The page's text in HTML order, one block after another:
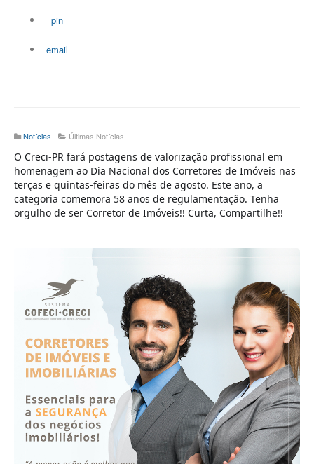
pin
email
Notícias Últimas Notícias
O Creci-PR fará postagens de valorização profissional em
homenagem ao Dia Nacional dos Corretores de Imóveis nas
terças e quintas-feiras do mês de agosto. Este ano, a
categoria comemora 58 anos de regulamentação. Tenha
orgulho de ser Corretor de Imóveis!! Curta, Compartilhe!!